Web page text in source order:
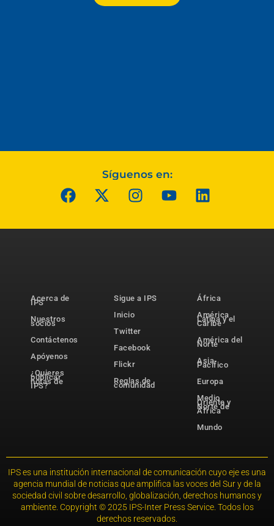
Síguenos en:
Acerca de
IPS
Nuestros
socios
Contáctenos
Apóyenos
¿Quieres
publicar
notas de
IPS?
Sigue a IPS
Inicio
Twitter
Facebook
Flickr
Reglas de
comunidad
África
América
Latina y el
Caribe
América del
Norte
Asia-
Pacífico
Europa
Medio
Oriente y
Norte de
África
Mundo
IPS es una institución internacional de comunicación cuyo eje es una
agencia mundial de noticias que amplifica las voces del Sur y de la
sociedad civil sobre desarrollo, globalización, derechos humanos y
ambiente. Copyright © 2025 IPS-Inter Press Service. Todos los
derechos reservados.